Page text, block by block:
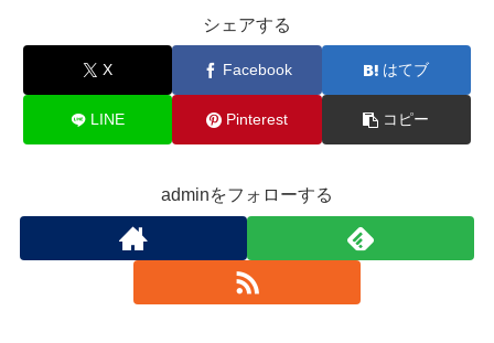
シェアする
X Facebook はてブ
LINE Pinterest コピー
adminをフォローする